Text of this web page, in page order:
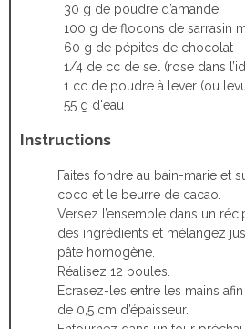
30 g de poudre d’amande
100 g de flocons de sarrasin
60 g de pépites de chocolat
1/4 de cc de sel (rose dans
1 cc de poudre à lever (ou
55 g d'eau
Instructions
Faites fondre au bain-marie et
coco et le beurre de cacao.
Versez l’ensemble dans un
des ingrédients et mélangez
pâte homogène.
Réalisez 12 boules.
Ecrasez-les entre les mains
de 0,5 cm d’épaisseur.